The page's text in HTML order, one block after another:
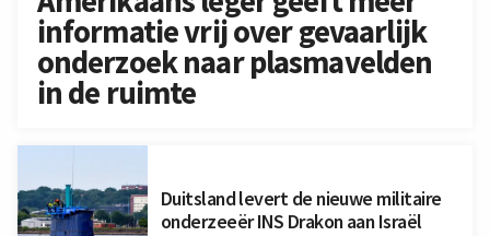
informatie vrij over gevaarlijk
onderzoek naar plasmavelden
in de ruimte
Duitsland levert de nieuwe militaire
onderzeeër INS Drakon aan Israël